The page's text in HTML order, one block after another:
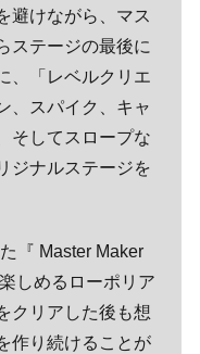
避けながら、マス
ステージの最後に
、「レベルクリエ
、スパイク、キャ
そしてスロープな
ジナルステージを
『 Master Maker
しめるローポリア
クリアした後も想
作り続けることが